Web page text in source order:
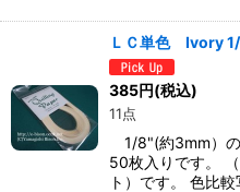
ＬＣ単色 Ivory
385円(税込)
11点
1/8"(約3mm）
50枚入りです。
ト）です。 色比